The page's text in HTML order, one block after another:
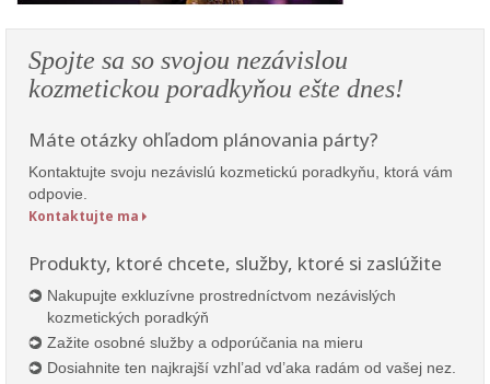
Spojte sa so svojou nezávislou
kozmetickou poradkyňou ešte dnes!
Máte otázky ohľadom plánovania párty?
Kontaktujte svoju nezávislú kozmetickú poradkyňu, ktorá vám
odpovie.
Kontaktujte ma
Produkty, ktoré chcete, služby, ktoré si zaslúžite
Nakupujte exkluzívne prostredníctvom nezávislých
kozmetických poradkýň
Zažite osobné služby a odporúčania na mieru
Dosiahnite ten najkrajší vzhl’ad vd’aka radám od vašej nez.